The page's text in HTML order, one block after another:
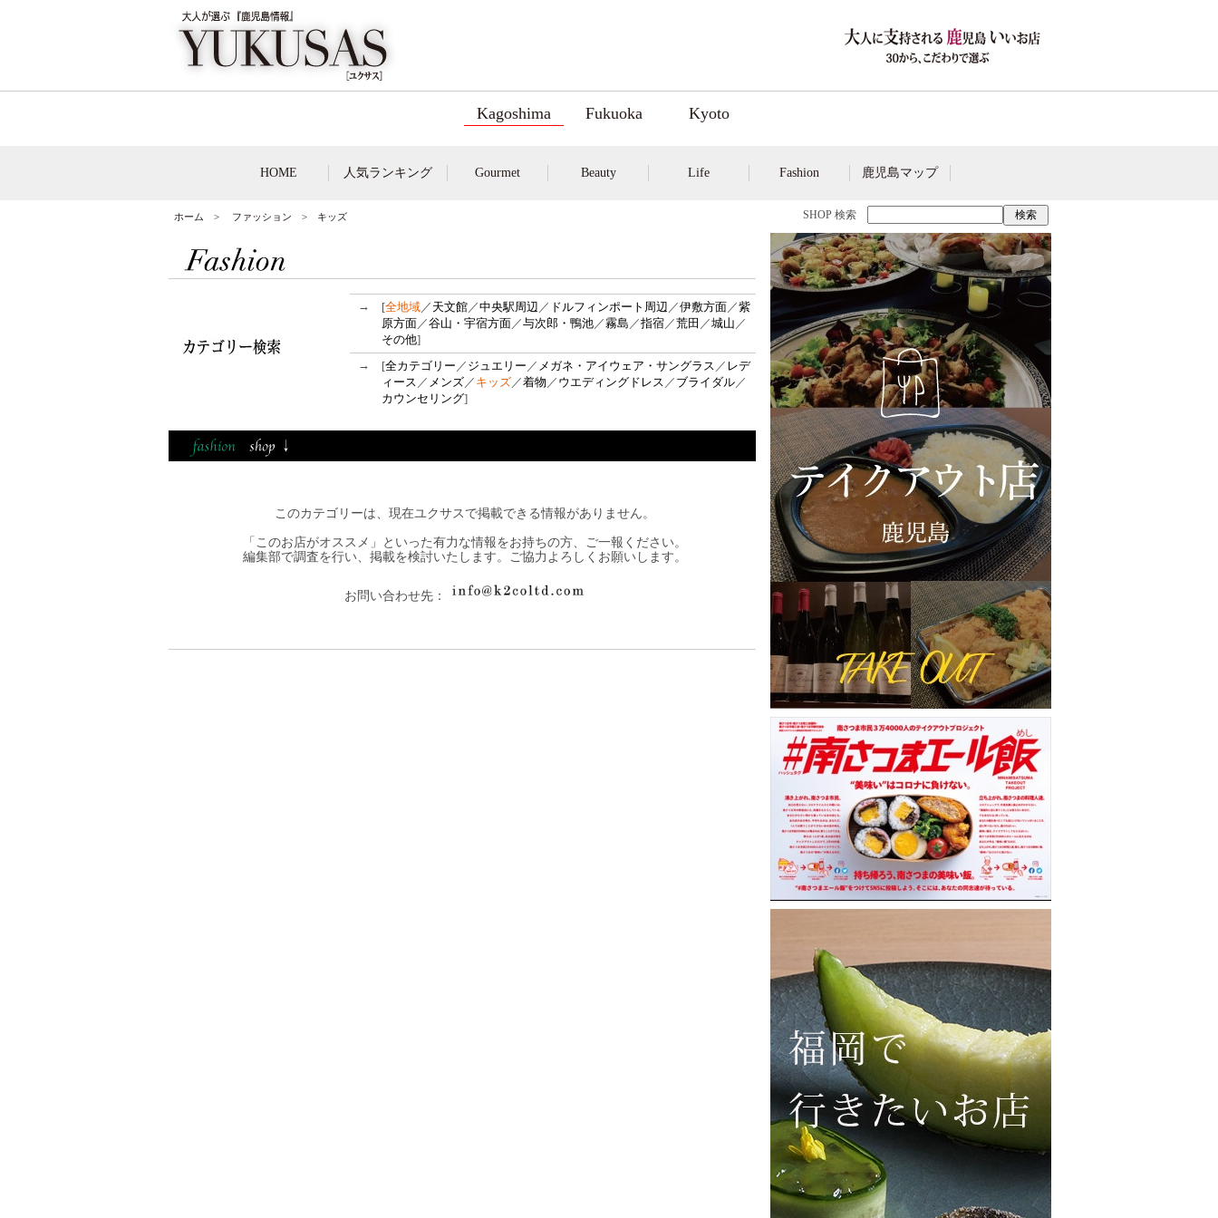
Kagoshima Fukuoka Kyoto
HOME 人気ランキング Gourmet Beauty Life Fashion 鹿児島マップ
ホーム > ファッション > キッズ SHOP 検索
→ [全地域／ 天文館／中央駅周辺 ／ ドルフィンポート周辺 ／伊敷方面／紫
原方面／谷山・宇宿方面／与次郎・鴨池／霧島 ／指宿／荒田 ／城山 ／
その他]
→
[全カテゴリー ／ ジュエリー ／ メガネ・アイウェア・サングラス ／ レデ
ィース ／ メンズ／ キッズ／着物 ／ ウエディングドレス ／ ブライダル／
カウンセリング]
このカテゴリーは、現在ユクサスで掲載できる情報がありません。
「このお店がオススメ」といった有力な情報をお持ちの方、ご一報ください。
編集部で調査を行い、掲載を検討いたします。ご協力よろしくお願いします。
お問い合わせ先：